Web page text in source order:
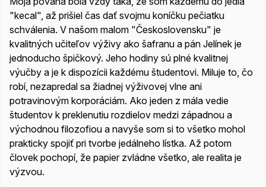
"kecal", až prišiel čas dať svojmu koníčku pečiatku
schválenia. V našom malom "Československu" je
kvalitných učiteľov výživy ako šafranu a pán Jelínek je
jednoducho špičkový. Jeho hodiny sú plné kvalitnej
výučby a je k dispozícii každému študentovi. Miluje to, čo
robí, nezapredal sa žiadnej výživovej vlne ani
potravinovým korporáciám. Ako jeden z mála vedie
študentov k preklenutiu rozdielov medzi západnou a
východnou filozofiou a navyše som si to všetko mohol
prakticky spojiť pri tvorbe jedálneho lístka. Až potom
človek pochopí, že papier zvládne všetko, ale realita je
výzvou.